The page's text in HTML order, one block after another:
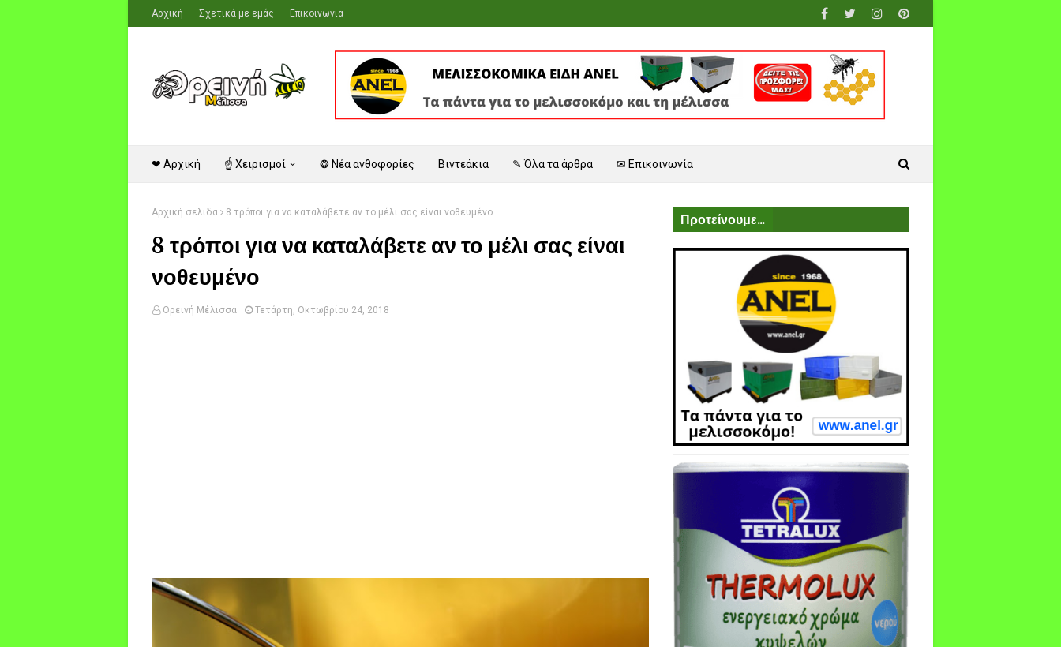
Αρχική Σχετικά με εμάς Επικοινωνία
❤ Αρχική ☝ Χειρισμοί ❂ Νέα ανθοφορίες Βιντεάκια ✎ Όλα τα άρθρα ✉ Επικοινωνία
Αρχική σελίδα 8 τρόποι για να καταλάβετε αν το μέλι σας είναι νοθευμένο
8 τρόποι για να καταλάβετε αν το μέλι σας είναι
νοθευμένο
Ορεινή Μέλισσα Τετάρτη, Οκτωβρίου 24, 2018
Προτείνουμε...